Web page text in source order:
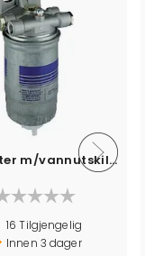
CAN Filter m/vannutskiller 80 l/t
16 Tilgjengelig
Innen 3 dager